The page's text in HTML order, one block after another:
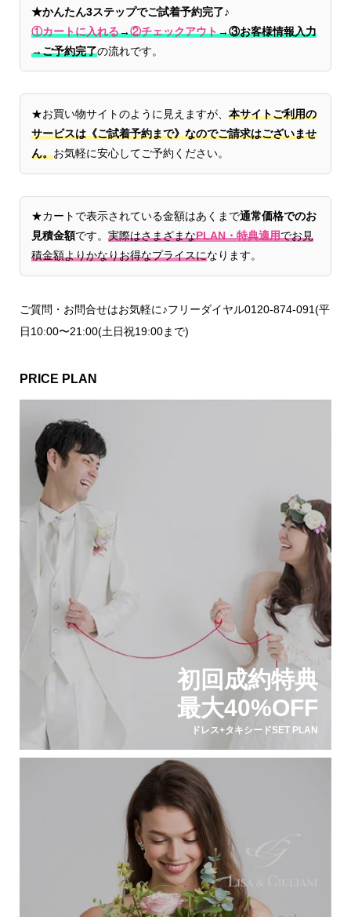
★かんたん3ステップでご試着予約完了♪
①カートに入れる→②チェックアウト→③お客様情報入力
→ご予約完了の流れです。
★お買い物サイトのように見えますが、 本サイトご利用の
サービスは《ご試着予約まで》なのでご請求はございませ
ん。お気軽に安心してご予約ください。
★カートで表示されている金額はあくまで通常価格でのお
見積金額です。 実際はさまざまなPLAN・特典適用でお見
積金額よりかなりお得なプライスになります。
ご質問・お問合せはお気軽に♪フリーダイヤル0120-874-091(平
日10:00〜21:00(土日祝19:00まで)
PRICE PLAN
初回成約特典
最大40%OFF
ドレス+タキシードSET PLAN